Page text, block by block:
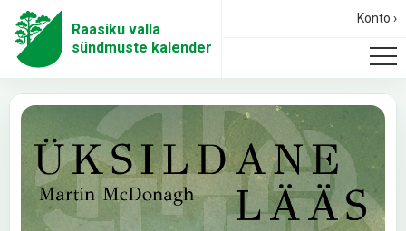
Raasiku valla
sündmuste kalender
Konto ›